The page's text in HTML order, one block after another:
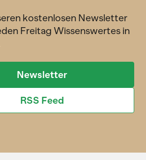
kostenlosen Newsletter
Freitag Wissenswertes in
Newsletter
RSS Feed